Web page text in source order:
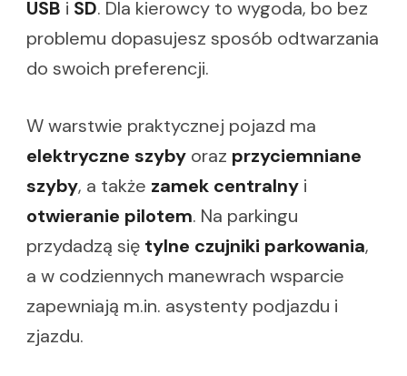
USB i SD. Dla kierowcy to wygoda, bo bez
problemu dopasujesz sposób odtwarzania
do swoich preferencji.
W warstwie praktycznej pojazd ma
elektryczne szyby oraz przyciemniane
szyby, a także zamek centralny i
otwieranie pilotem. Na parkingu
przydadzą się tylne czujniki parkowania,
a w codziennych manewrach wsparcie
zapewniają m.in. asystenty podjazdu i
zjazdu.